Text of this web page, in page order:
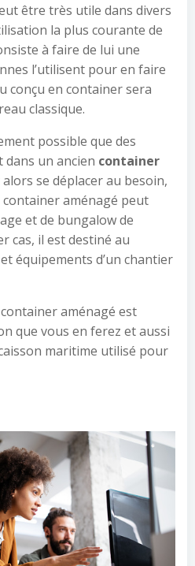
être très utile dans divers
la plus courante de
à faire de lui une
l’utilisent pour en faire
conçu en container sera
classique.
possible que des
un ancien container
se déplacer au besoin,
aménagé peut
et de bungalow de
cas, il est destiné au
équipements d’un chantier
aménagé est
que vous en ferez et aussi
maritime utilisé pour